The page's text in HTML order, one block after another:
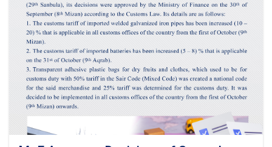
Guarantees
&
Guarantee
Fees
to
State
Bodies
launches!